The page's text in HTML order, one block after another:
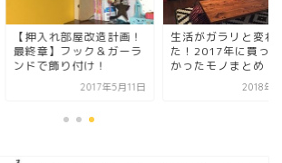
【押入れ部屋改造計画！
最終章】フック＆ガーラ
ンドで飾り付け！
2017年5月11日
生活がガラリと変わ
た！2017年に買っ
かったモノまとめ
2018年1